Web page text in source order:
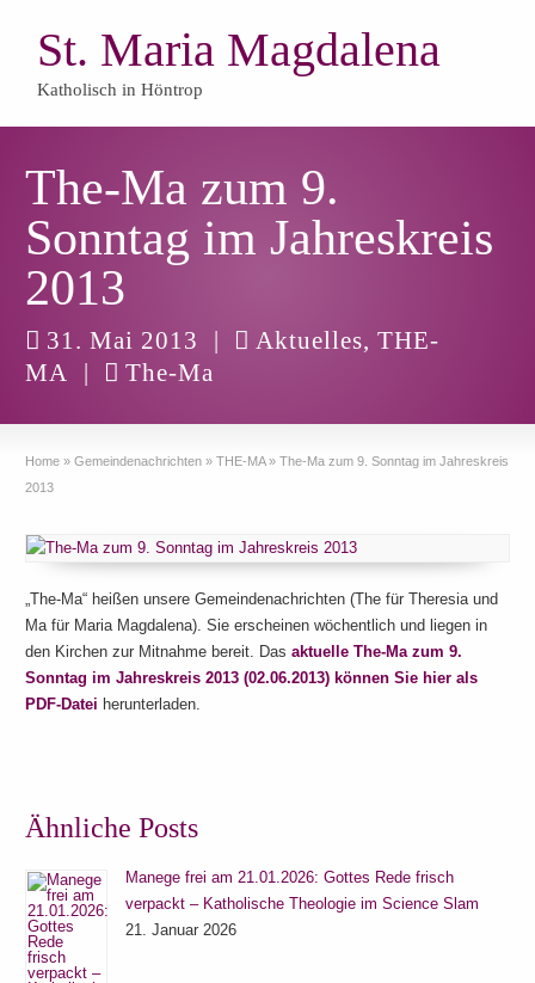
St. Maria Magdalena
Katholisch in Höntrop
The-Ma zum 9.
Sonntag im Jahreskreis
2013
31. Mai 2013 | Aktuelles,THE-
MA
| The-Ma
Home » Gemeindenachrichten » THE-MA » The-Ma zum 9. Sonntag im Jahreskreis
2013
„The-Ma“ heißen unsere Gemeindenachrichten (The für Theresia und
Ma für Maria Magdalena). Sie erscheinen wöchentlich und liegen in
den Kirchen zur Mitnahme bereit. Das aktuelle The-Ma zum 9.
Sonntag im Jahreskreis 2013 (02.06.2013) können Sie hier als
PDF-Datei herunterladen.
Ähnliche Posts
Manege frei am 21.01.2026: Gottes Rede frisch
verpackt – Katholische Theologie im Science Slam
21. Januar 2026